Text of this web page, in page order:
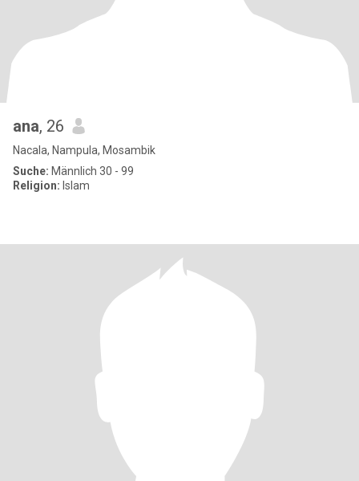
ana, 26
Nacala, Nampula, Mosambik
Suche: Männlich 30 - 99
Religion: Islam